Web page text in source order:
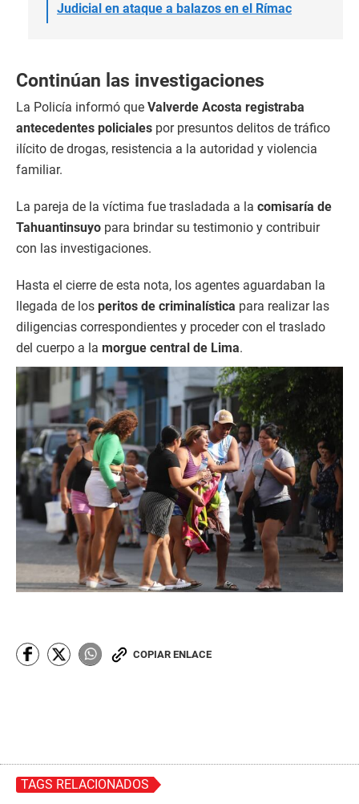
Judicial en ataque a balazos en el Rímac
Continúan las investigaciones
La Policía informó que Valverde Acosta registraba
antecedentes policiales por presuntos delitos de tráfico
ilícito de drogas, resistencia a la autoridad y violencia
familiar.
La pareja de la víctima fue trasladada a la comisaría de
Tahuantinsuyo para brindar su testimonio y contribuir
con las investigaciones.
Hasta el cierre de esta nota, los agentes aguardaban la
llegada de los peritos de criminalística para realizar las
diligencias correspondientes y proceder con el traslado
del cuerpo a la morgue central de Lima.
COPIAR ENLACE
TAGS RELACIONADOS